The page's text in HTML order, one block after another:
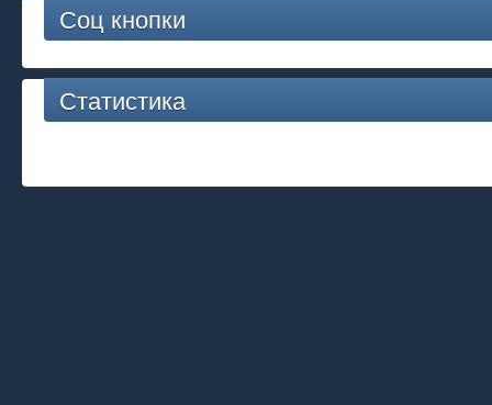
Соц кнопки
Статистика